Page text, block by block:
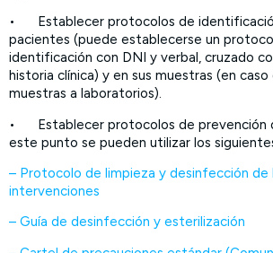
•
Establecer protocolos de
pacientes (puede establecerse un
identificación con DNI y verbal, cruzado
historia clínica) y en sus muestras (en
muestras a laboratorios).
•
Establecer protocolos de prevención
este punto se pueden utilizar los
– Protocolo de limpieza y desinfección de
intervenciones
– Guía de desinfección y esterilización